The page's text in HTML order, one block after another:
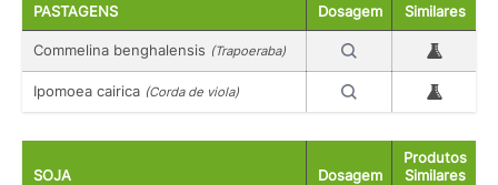
PASTAGENS Dosagem
Similares
Commelina benghalensis (Trapoeraba)
Ipomoea cairica (Corda de viola)
SOJA Dosagem
Produtos
Similares